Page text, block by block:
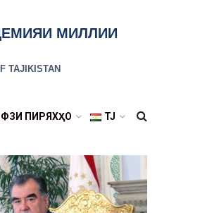
МИЛЛИИ
TAJIKISTAN
ПИРЯХҲО TJ